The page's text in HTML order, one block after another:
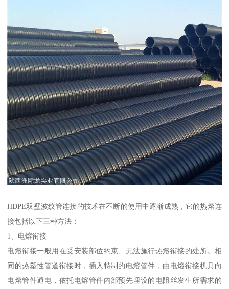
HDPE双壁波纹管连接的技术在不断的使用中逐渐成熟，它的热熔连
接包括以下三种方法：
1、电熔衔接
电熔衔接一般用在受安装部位约束、无法施行热熔衔接的处所。相
同的热塑性管道衔接时，插入特制的电熔管件，由电熔衔接机具向
电熔管件通电，依托电熔管件内部预先埋设的电阻丝发生所需求的